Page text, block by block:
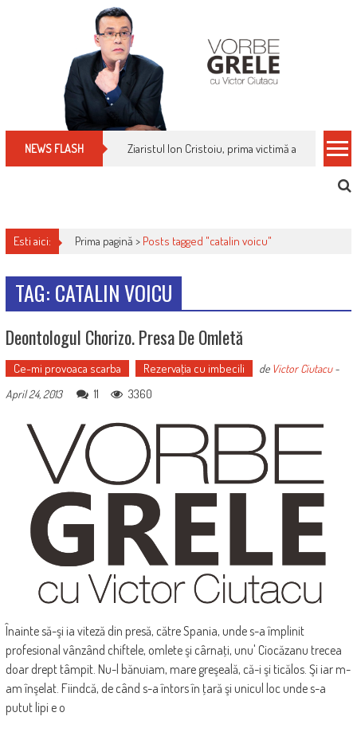
NEWS FLASH Ziaristul Ion Cristoiu, prima victimă a noi
Esti aici: Prima pagină > Posts tagged "catalin voicu"
TAG: CATALIN VOICU
Deontologul Chorizo. Presa De Omletă
Ce-mi provoaca scarba Rezervaţia cu imbecili de Victor Ciutacu-
April 24, 2013
11 3360
Înainte să-şi ia viteză din presă, către Spania, unde s-a împlinit
profesional vânzând chiftele, omlete şi cârnaţi, unu' Ciocăzanu trecea
doar drept tâmpit. Nu-l bănuiam, mare greşeală, că-i şi ticălos. Şi iar m-
am înşelat. Fiindcă, de când s-a întors în ţară şi unicul loc unde s-a
putut lipi e o